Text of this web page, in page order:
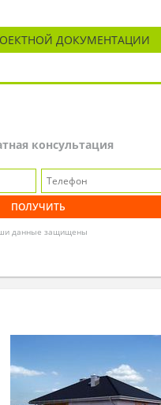
ДОКУМЕНТАЦИИ
консультация
данные защищены